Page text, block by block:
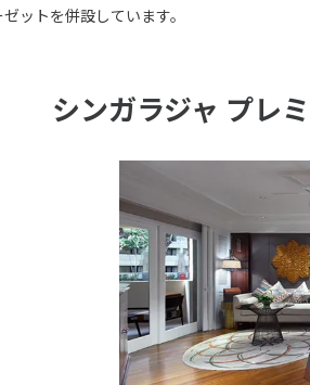
ットを併設しています。
シンガラジャ プ